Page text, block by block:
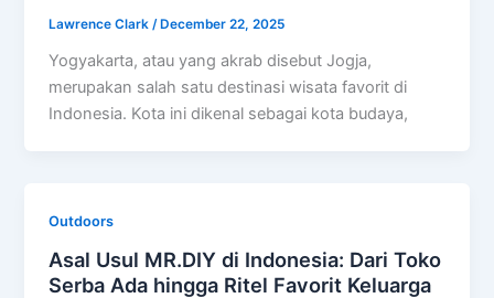
Lawrence Clark/ December 22, 2025
Yogyakarta, atau yang akrab disebut Jogja,
merupakan salah satu destinasi wisata favorit di
Indonesia. Kota ini dikenal sebagai kota budaya,
Outdoors
Asal Usul MR.DIY di Indonesia: Dari Toko
Serba Ada hingga Ritel Favorit Keluarga